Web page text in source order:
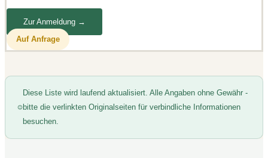
Zur Anmeldung →
Auf Anfrage
Diese Liste wird laufend aktualisiert. Alle Angaben ohne Gewähr -
bitte die verlinkten Originalseiten für verbindliche Informationen
besuchen.